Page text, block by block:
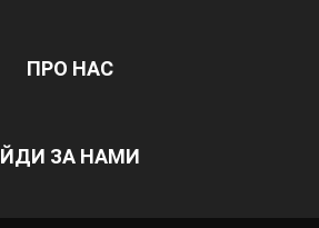
ПРО НАС
ЙДИ ЗА НАМИ